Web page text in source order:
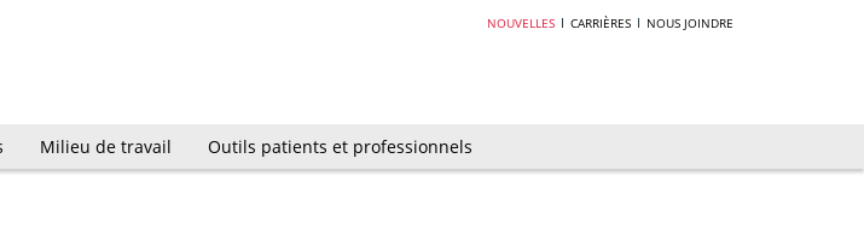
NOUVELLES CARRIÈRES NOUS JOINDRE
Milieu de travail Outils patients et professionnels